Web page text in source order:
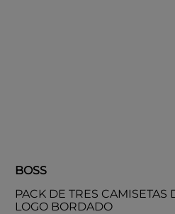
BOSS
PACK DE TRES CAMISETAS
LOGO BORDADO